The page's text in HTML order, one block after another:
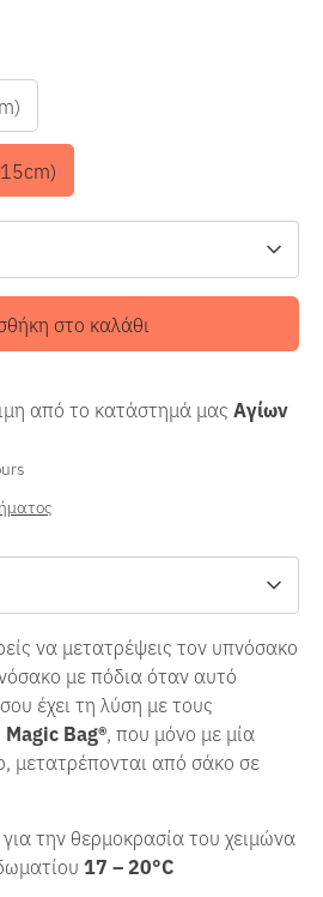
στο καλάθι
από το κατάστημά μας Αγίων
να μετατρέψεις τον υπνόσακο
με πόδια όταν αυτό
σου έχει τη λύση με τους
Magic Bag®, που μόνο με μία
μετατρέπονται από σάκο σε
την θερμοκρασία του χειμώνα
17 – 20°C